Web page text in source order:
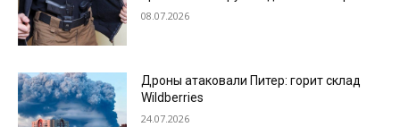
08.07.2026
Дроны атаковали Питер: горит склад
Wildberries
24.07.2026